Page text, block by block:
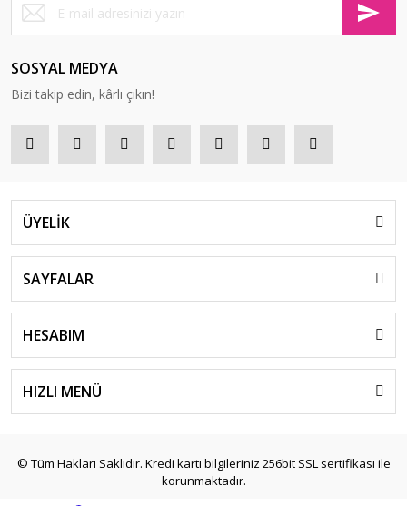
SOSYAL MEDYA
Bizi takip edin, kârlı çıkın!
ÜYELİK
SAYFALAR
HESABIM
HIZLI MENÜ
© Tüm Hakları Saklıdır. Kredi kartı bilgileriniz 256bit SSL sertifikası ile
korunmaktadır.